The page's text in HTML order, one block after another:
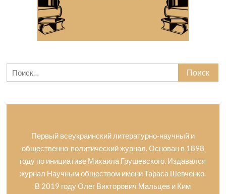
Найти:
Первый всеукраинский литературно-научный и
общественно-политический журнал. Основан в 1898
году по инициативе Михаила Грушевского. Издавался
журнал Научным обществом имени Тараса Шевченко.
В 2019 году Олег Викторович Мальцев и Ким